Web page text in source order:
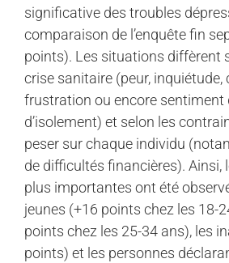
significative des troubles
comparaison de l’enquête fin
points). Les situations diffèrent
crise sanitaire (peur, inquiétude,
frustration ou encore sentiment
d’isolement) et selon les
peser sur chaque individu
de difficultés financières). Ainsi,
plus importantes ont été
jeunes (+16 points chez les 18-
points chez les 25-34 ans), les
points) et les personnes